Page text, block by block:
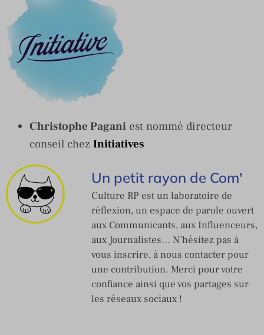
Christophe Pagani est nommé directeur
conseil chez Initiatives
Un petit rayon de Com'
Culture RP est un laboratoire de
réflexion, un espace de parole ouvert
aux Communicants, aux Influenceurs,
aux Journalistes… N’hésitez pas à
vous inscrire, à nous contacter pour
une contribution. Merci pour votre
confiance ainsi que vos partages sur
les réseaux sociaux !